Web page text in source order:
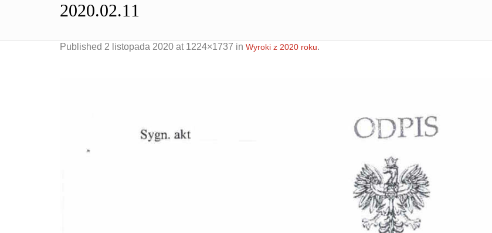
Obrona w sądzie
Reprezentacja procesowa
2020.02.11
Published 2 listopada 2020 at 1224×1737 in Wyroki z 2020 roku.